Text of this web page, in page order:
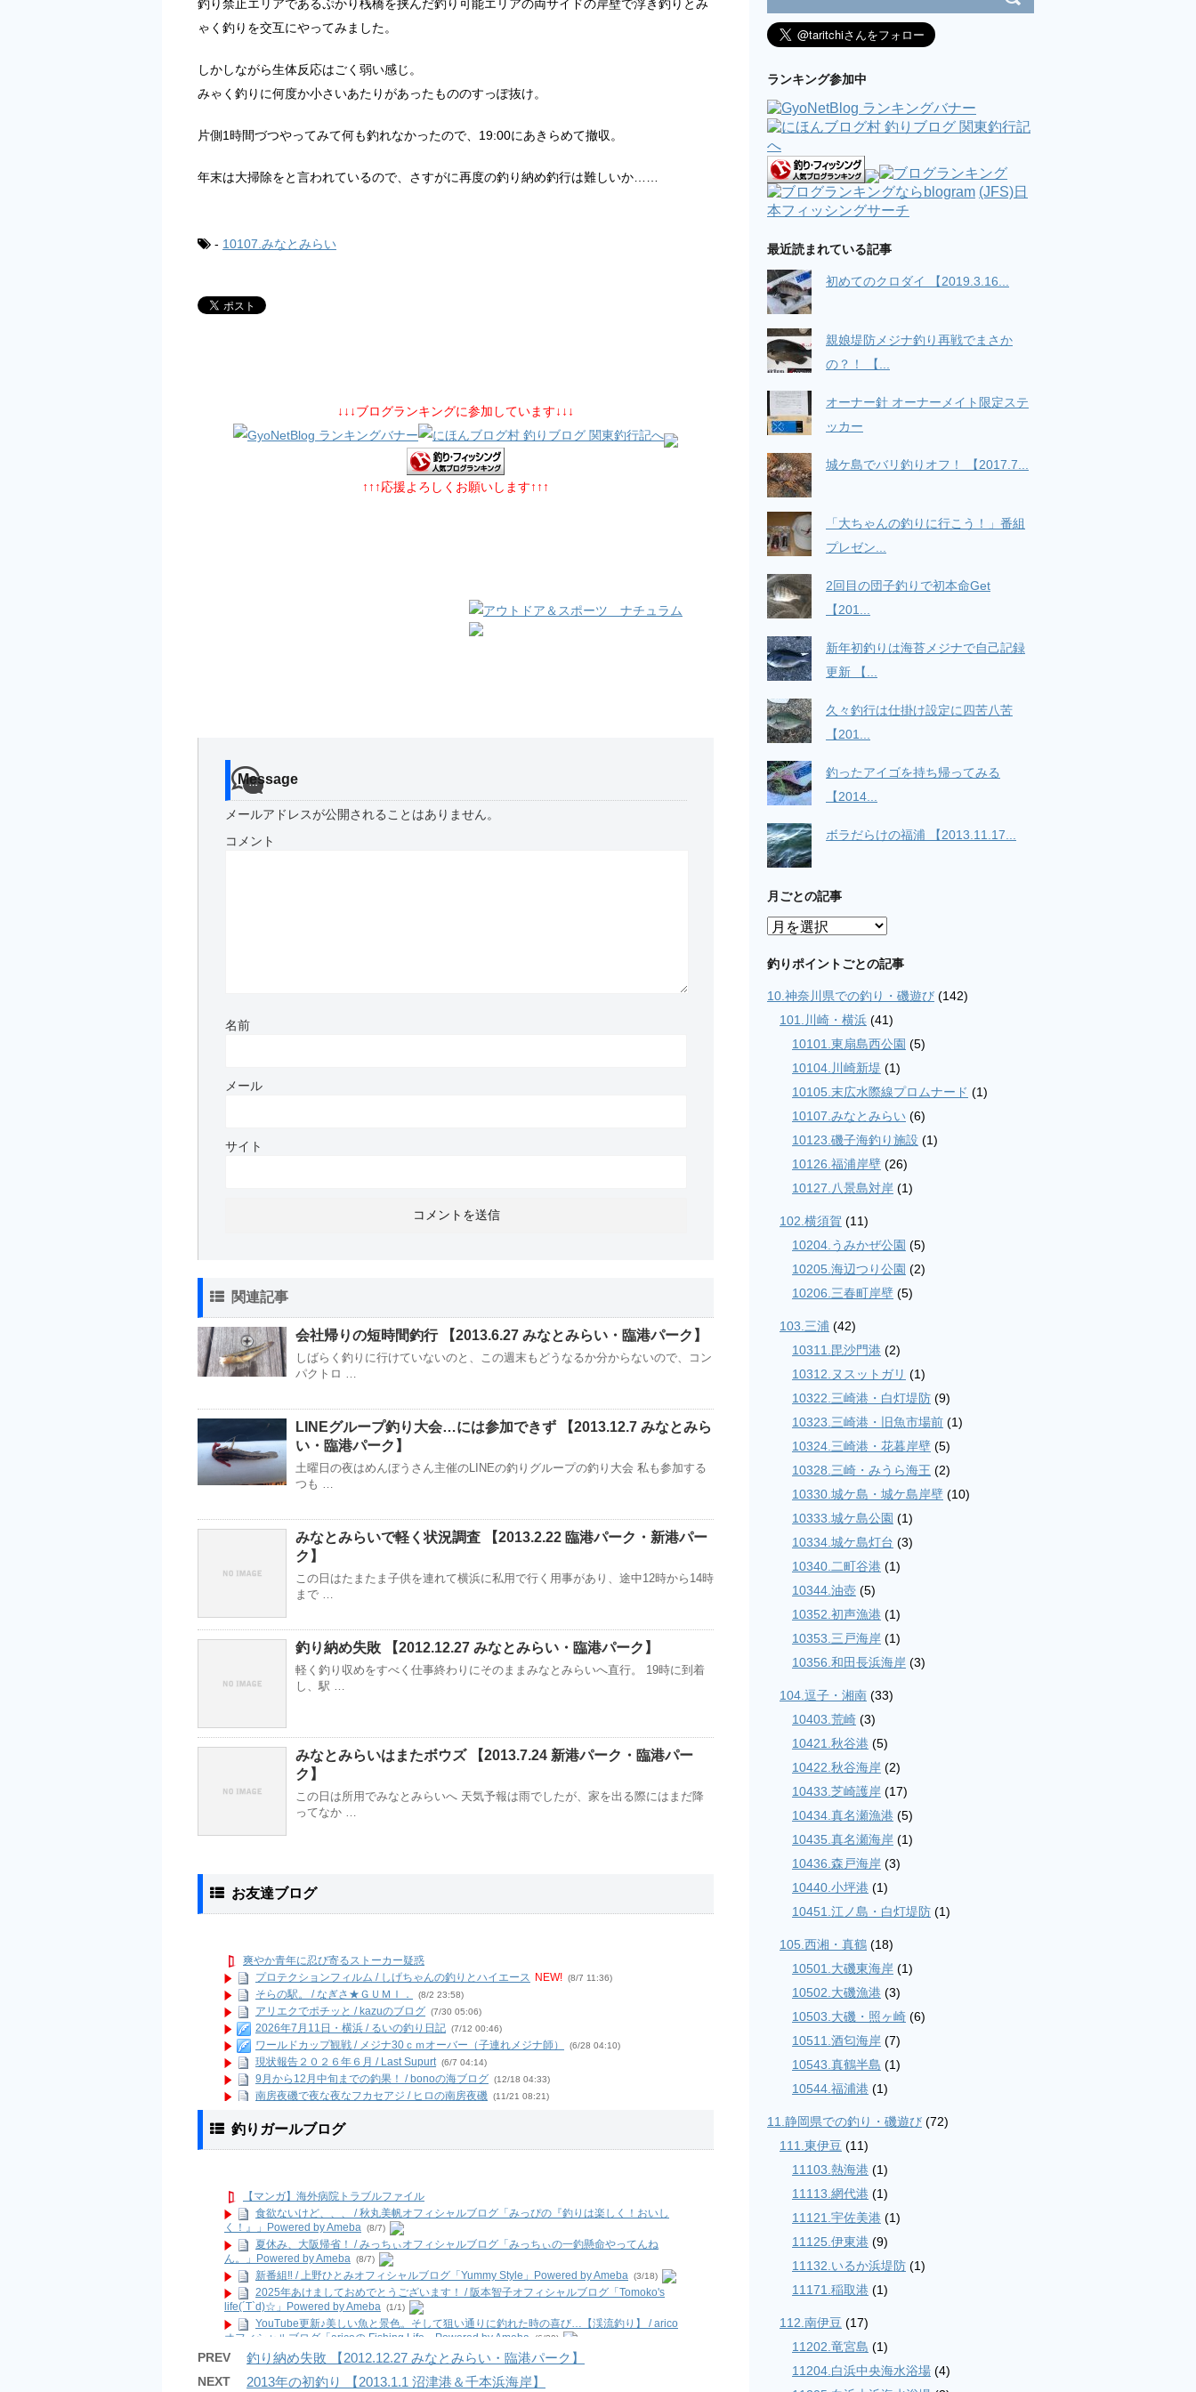
釣り禁止エリアであるぷかり桟橋を挟んだ釣り可能エリアの両サイドの岸壁で浮き釣りとみ
ゃく釣りを交互にやってみました。
しかしながら生体反応はごく弱い感じ。
みゃく釣りに何度か小さいあたりがあったもののすっぽ抜け。
片側1時間づつやってみて何も釣れなかったので、19:00にあきらめて撤収。
年末は大掃除をと言われているので、さすがに再度の釣り納め釣行は難しいか……
- 10107.みなとみらい
↓↓↓ブログランキングに参加しています↓↓↓
↑↑↑応援よろしくお願いします↑↑↑
Message
メールアドレスが公開されることはありません。
コメント
名前
メール
サイト
関連記事
会社帰りの短時間釣行 【2013.6.27 みなとみらい・臨港パーク】
しばらく釣りに行けていないのと、この週末もどうなるか分からないので、コン
パクトロ …
LINEグループ釣り大会…には参加できず 【2013.12.7 みなとみら
い・臨港パーク】
土曜日の夜はめんぼうさん主催のLINEの釣りグループの釣り大会 私も参加する
つも …
みなとみらいで軽く状況調査 【2013.2.22 臨港パーク・新港パー
ク】
この日はたまたま子供を連れて横浜に私用で行く用事があり、途中12時から14時
まで …
釣り納め失敗 【2012.12.27 みなとみらい・臨港パーク】
軽く釣り収めをすべく仕事終わりにそのままみなとみらいへ直行。 19時に到着
し、駅 …
みなとみらいはまたボウズ 【2013.7.24 新港パーク・臨港パー
ク】
この日は所用でみなとみらいへ 天気予報は雨でしたが、家を出る際にはまだ降
ってなか …
お友達ブログ
爽やか青年に忍び寄るストーカー疑惑
プロテクションフィルム / しげちゃんの釣りとハイエース NEW! (8/7 11:36)
そらの駅。 / なぎさ★ＧＵＭＩ． (8/2 23:58)
アリエクでポチッと / kazuのブログ (7/30 05:06)
2026年7月11日・横浜 / るいの釣り日記 (7/12 00:46)
ワールドカップ観戦 / メジナ30ｃｍオーバー（子連れメジナ師） (6/28 04:10)
現状報告２０２６年６月 / Last Supurt (6/7 04:14)
9月から12月中旬までの釣果！ / bonoの海ブログ (12/18 04:33)
南房夜磯で夜な夜なフカセアジ / ヒロの南房夜磯 (11/21 08:21)
ログ (9/18 18:40)
福浦岸壁・台風15号被害状況 / 000
久々の漕がないボート釣り in 葉山 長者ケ崎 2019.09.06 / ちゃくの釣食作記
(9/8
11:50)
ILOVEタカノハ鯛、、(^^) / ミノルの釣り日記 (6/25 22:05)
2017年8月19日釣行 【淡路島遠征】太刀魚 ＆ キス釣り / バイク釣行 海釣り & 管釣り
(8/28 12:39)
横浜アジング（腐ったコマセの臭いは最悪） / 今週も鯵釣る？ (8/21 01:24)
7／22 神子元島 カメネ するするスルルー♯3 笠地蔵、掛けてもバラせばサメになるの巻 /
そうだ！釣りに行こう( ´艸`) (7/27 03:00)
連日！？横浜港湾部バチ調査 / ☆逆風は振り返れば追い風になる☆
ダブルヘッダー2017( ﾟ∀ﾟ) / 魚を釣りたい。 (4/16 23:19)
”2017.01.29房総ボートエギング” / 釣り中毒を脱出するブログ
両軸カゴ釣り始めました。 / 海と風と嫁の機嫌 (10/18 03:49)
釣りガールブログ
【マンガ】海外病院トラブルファイル
食欲ないけど、、、 / 秋丸美帆オフィシャルブログ「みっぴの『釣りは楽しく！おいし
く！』」Powered by Ameba (8/7)
夏休み、大阪帰省！ / みっちぃオフィシャルブログ「みっちぃの一釣懸命やってんね
ん。」Powered by Ameba (8/7)
新番組‼️ / 上野ひとみオフィシャルブログ「Yummy Style」Powered by Ameba (3/18)
2025年あけましておめでとうございます！ / 阪本智子オフィシャルブログ「Tomoko's
life(´T`d)☆」Powered by Ameba (1/1)
YouTube更新♪美しい魚と景色。そして狙い通りに釣れた時の喜び…【渓流釣り】 / arico
オフィシャルブログ「aricoの Fishing Life」Powered by Ameba
(6/30)
#にゃ #ピュリナケア社会応援団 @monpetit_jp #cat #kitty... / 相沢くれはオフィシャルブロ
グ Powered by Ameba
屋久島(今年二度目) / 三原勇希 (6/27)
PREV 釣り納め失敗 【2012.12.27 みなとみらい・臨港パーク】
NEXT 2013年の初釣り 【2013.1.1 沼津港＆千本浜海岸】
ランキング参加中
(JFS)日
本フィッシングサーチ
最近読まれている記事
初めてのクロダイ 【2019.3.16...
親娘堤防メジナ釣り再戦でまさか
の？！ 【...
オーナー針 オーナーメイト限定ステ
ッカー
城ケ島でバリ釣りオフ！ 【2017.7...
「大ちゃんの釣りに行こう！」番組
プレゼン...
2回目の団子釣りで初本命Get
【201...
新年初釣りは海苔メジナで自己記録
更新 【...
久々釣行は仕掛け設定に四苦八苦
【201...
釣ったアイゴを持ち帰ってみる
【2014...
ボラだらけの福浦 【2013.11.17...
月ごとの記事
月
と
記
釣りポイントごとの記事
10.神奈川県での釣り・磯遊び (142)
101.川崎・横浜 (41)
10101.東扇島西公園 (5)
10104.川崎新堤 (1)
10105.末広水際線プロムナード (1)
10107.みなとみらい (6)
10123.磯子海釣り施設 (1)
10126.福浦岸壁 (26)
10127.八景島対岸 (1)
102.横須賀 (11)
10204.うみかぜ公園 (5)
10205.海辺つり公園 (2)
10206.三春町岸壁 (5)
103.三浦 (42)
10311.毘沙門港 (2)
10312.ヌスットガリ (1)
10322.三崎港・白灯堤防 (9)
10323.三崎港・旧魚市場前 (1)
10324.三崎港・花暮岸壁 (5)
10328.三崎・みうら海王 (2)
10330.城ケ島・城ケ島岸壁 (10)
10333.城ケ島公園 (1)
10334.城ケ島灯台 (3)
10340.二町谷港 (1)
10344.油壺 (5)
10352.初声漁港 (1)
10353.三戸海岸 (1)
10356.和田長浜海岸 (3)
104.逗子・湘南 (33)
10403.荒崎 (3)
10421.秋谷港 (5)
10422.秋谷海岸 (2)
10433.芝崎護岸 (17)
10434.真名瀬漁港 (5)
10435.真名瀬海岸 (1)
10436.森戸海岸 (3)
10440.小坪港 (1)
10451.江ノ島・白灯堤防 (1)
105.西湘・真鶴 (18)
10501.大磯東海岸 (1)
10502.大磯漁港 (3)
10503.大磯・照ヶ崎 (6)
10511.酒匂海岸 (7)
10543.真鶴半島 (1)
10544.福浦港 (1)
11.静岡県での釣り・磯遊び (72)
111.東伊豆 (11)
11103.熱海港 (1)
11113.網代港 (1)
11121.宇佐美港 (1)
11125.伊東港 (9)
11132.いるか浜堤防 (1)
11171.稲取港 (1)
112.南伊豆 (17)
11202.竜宮島 (1)
11204.白浜中央海水浴場 (4)